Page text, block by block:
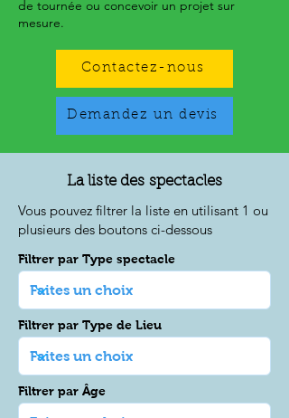
de tournée ou concevoir un projet sur
mesure.
Contactez-nous
Demandez un devis
La liste des spectacles
Vous pouvez filtrer la liste en utilisant 1 ou
plusieurs des boutons ci-dessous
Filtrer par Type spectacle
Filtrer par Type de Lieu
Filtrer par Âge